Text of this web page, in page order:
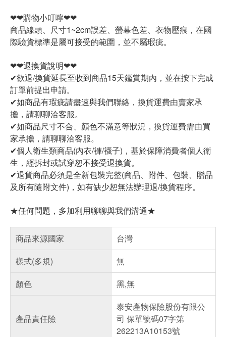
❤❤購物小叮嚀❤❤
商品線頭、尺寸1~2cm誤差、螢幕色差、衣物壓痕，在國
際驗貨標準是屬可接受的範圍，並不屬瑕疵。
❤❤退換貨說明❤❤
✔欲退/換貨延長至收到商品15天鑑賞期內，並在按下完成
訂單前提出申請。
✔如商品有瑕疵請盡速與我們聯絡，換貨運費由賣家承
擔，請聊聊洽客服。
✔如商品尺寸不合、顏色不滿意等狀況，換貨運費需由買
家承擔，請聊聊洽客服。
✔個人衛生類商品(內衣/褲/襪子)，基於保障消費者個人衛
生，經拆封或試穿恕不接受退換貨。
✔退貨商品必須是全新包裝完整(商品、附件、包裝、贈品
及所有隨附文件)，如有缺少恕無法辦理退/換貨程序。
★任何問題，多加利用聊聊與我們溝通★
商品來源國家
台灣
樣式(多規)
無
顏色
黑,無
產品責任險
泰安產物保險股份有限公
司 保單號碼07字第
262213A10153號